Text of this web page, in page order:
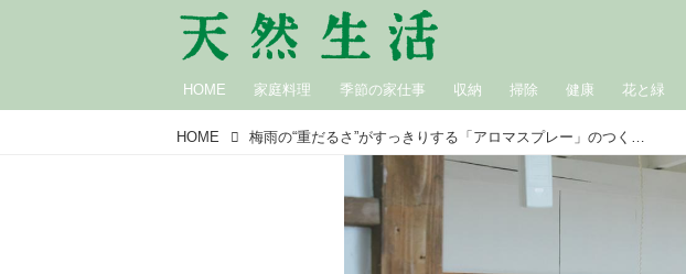
HOME 家庭料理 季節の家仕事 収納 掃除 健康 花と緑
HOME 梅雨の“重だるさ”がすっきりする「アロマスプレー」のつくり方。5分でかんたん、香りで気分を整えるリフレッシュ法で疲れやすい季節をさわやかに｜鎌倉山からのセルフケア便り／七緒